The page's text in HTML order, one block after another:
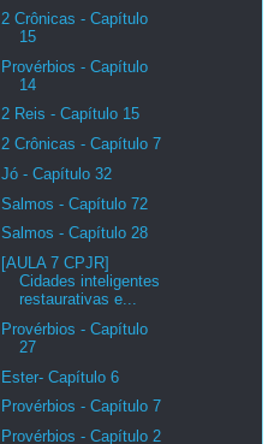
2 Crônicas - Capítulo
15
Provérbios - Capítulo
14
2 Reis - Capítulo 15
2 Crônicas - Capítulo 7
Jó - Capítulo 32
Salmos - Capítulo 72
Salmos - Capítulo 28
[AULA 7 CPJR]
Cidades inteligentes
restaurativas e...
Provérbios - Capítulo
27
Ester- Capítulo 6
Provérbios - Capítulo 7
Provérbios - Capítulo 2